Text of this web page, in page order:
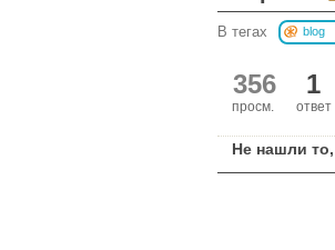
В тегах blog
1
ответ
356
просм.
Не нашли